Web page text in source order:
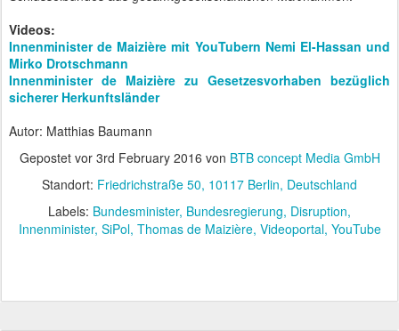
Videos:
Innenminister de Maizière mit YouTubern Nemi El-Hassan und
Mirko Drotschmann
Innenminister de Maizière zu Gesetzesvorhaben bezüglich
sicherer Herkunftsländer
Autor: Matthias Baumann
Gepostet vor 3rd February 2016 von BTB concept Media GmbH
Standort: Friedrichstraße 50, 10117 Berlin, Deutschland
Labels: Bundesminister Bundesregierung Disruption
Innenminister SiPol Thomas de Maizière Videoportal YouTube